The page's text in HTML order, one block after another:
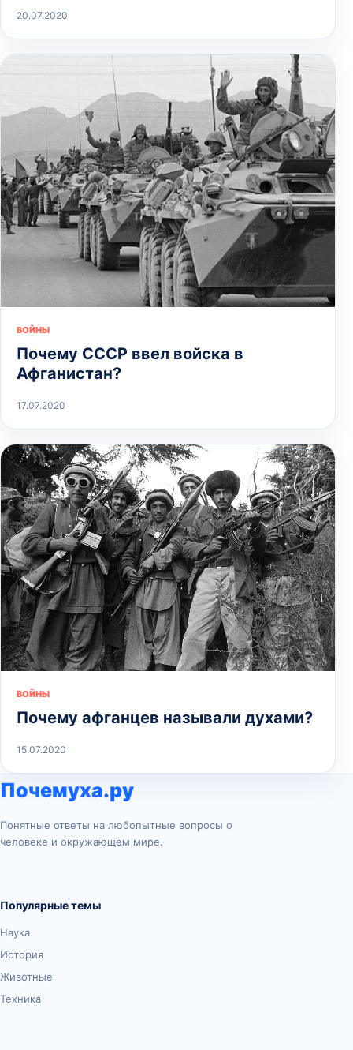
20.07.2020
ВОЙНЫ
Почему СССР ввел войска в
Афганистан?
17.07.2020
ВОЙНЫ
Почему афганцев называли духами?
15.07.2020
Почемуха.ру
Понятные ответы на любопытные вопросы о
человеке и окружающем мире.
Популярные темы
Наука
История
Животные
Техника